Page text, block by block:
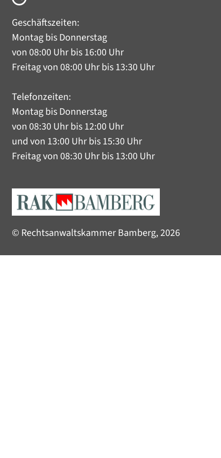
Geschäftszeiten:
Montag bis Donnerstag
von 08:00 Uhr bis 16:00 Uhr
Freitag von 08:00 Uhr bis 13:30 Uhr
Telefonzeiten:
Montag bis Donnerstag
von 08:30 Uhr bis 12:00 Uhr
und von 13:00 Uhr bis 15:30 Uhr
Freitag von 08:30 Uhr bis 13:00 Uhr
© Rechtsanwaltskammer Bamberg, 2026